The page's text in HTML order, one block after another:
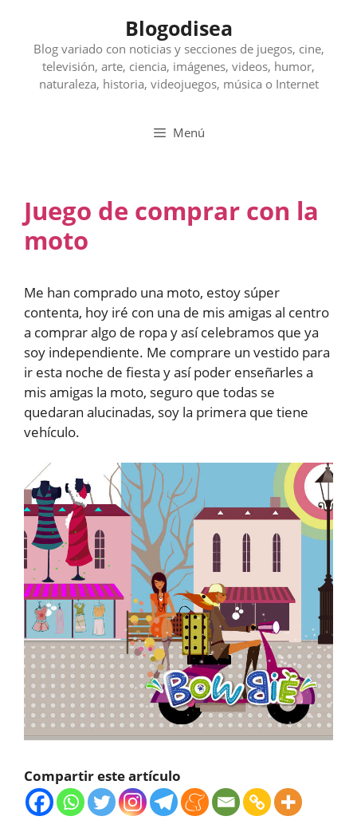
contenido
Blogodisea
Blog variado con noticias y secciones de juegos, cine,
televisión, arte, ciencia, imágenes, videos, humor,
naturaleza, historia, videojuegos, música o Internet
Menú
Juego de comprar con la
moto
Me han comprado una moto, estoy súper
contenta, hoy iré con una de mis amigas al centro
a comprar algo de ropa y así celebramos que ya
soy independiente. Me comprare un vestido para
ir esta noche de fiesta y así poder enseñarles a
mis amigas la moto, seguro que todas se
quedaran alucinadas, soy la primera que tiene
vehículo.
Compartir este artículo